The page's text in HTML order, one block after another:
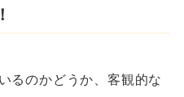
るのかどうか、客観的な